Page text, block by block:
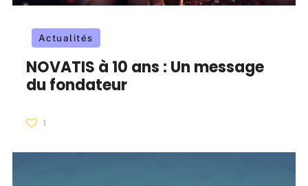
Actualités
NOVATIS à 10 ans : Un message
du fondateur
1